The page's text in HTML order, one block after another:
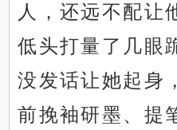
人，还远不配让
低头打量了几眼
没发话让她起身
前挽袖研墨、提